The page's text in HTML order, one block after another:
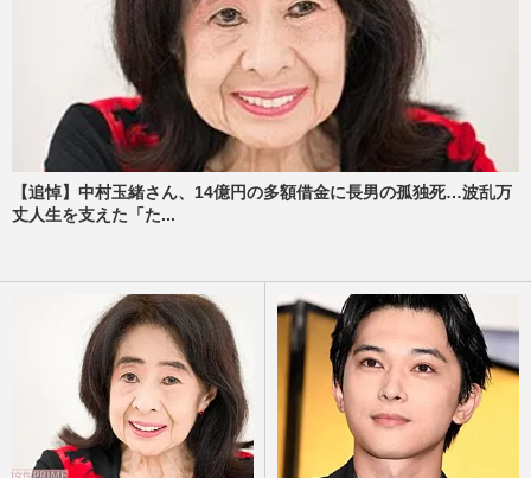
【追悼】中村玉緒さん、14億円の多額借金に長男の孤独死…波乱万
丈人生を支えた「た...